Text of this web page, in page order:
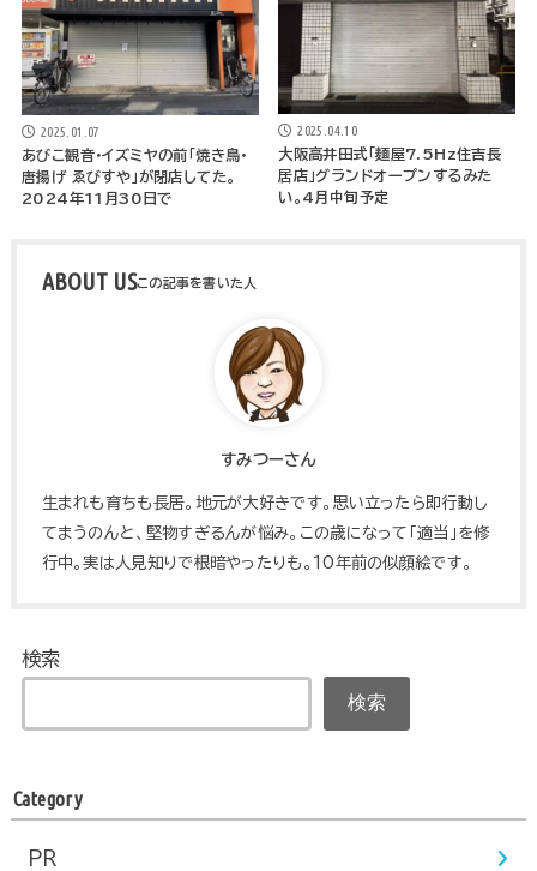
2025.01.07
あびこ観音・イズミヤの前「焼き鳥・
唐揚げ ゑびすや」が閉店してた。
2024年11月30日で
2025.04.10
大阪高井田式「麺屋7.5Hz住吉長
居店」グランドオープンするみた
い。4月中旬予定
ABOUT US
すみつーさん
生まれも育ちも長居。地元が大好きです。思い立ったら即行動し
てまうのんと、堅物すぎるんが悩み。この歳になって「適当」を修
行中。実は人見知りで根暗やったりも。10年前の似顔絵です。
検索
検索
Category
PR